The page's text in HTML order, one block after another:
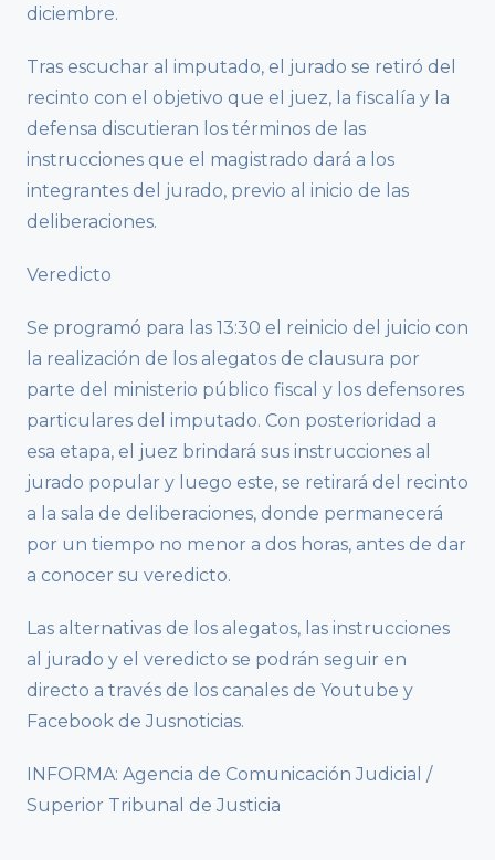
diciembre.
Tras escuchar al imputado, el jurado se retiró del
recinto con el objetivo que el juez, la fiscalía y la
defensa discutieran los términos de las
instrucciones que el magistrado dará a los
integrantes del jurado, previo al inicio de las
deliberaciones.
Veredicto
Se programó para las 13:30 el reinicio del juicio con
la realización de los alegatos de clausura por
parte del ministerio público fiscal y los defensores
particulares del imputado. Con posterioridad a
esa etapa, el juez brindará sus instrucciones al
jurado popular y luego este, se retirará del recinto
a la sala de deliberaciones, donde permanecerá
por un tiempo no menor a dos horas, antes de dar
a conocer su veredicto.
Las alternativas de los alegatos, las instrucciones
al jurado y el veredicto se podrán seguir en
directo a través de los canales de Youtube y
Facebook de Jusnoticias.
INFORMA: Agencia de Comunicación Judicial /
Superior Tribunal de Justicia